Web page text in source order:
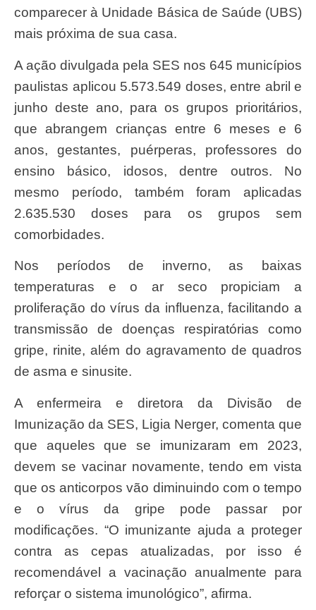
comparecer à Unidade Básica de Saúde (UBS)
mais próxima de sua casa.
A ação divulgada pela SES nos 645 municípios
paulistas aplicou 5.573.549 doses, entre abril e
junho deste ano, para os grupos prioritários,
que abrangem crianças entre 6 meses e 6
anos, gestantes, puérperas, professores do
ensino básico, idosos, dentre outros. No
mesmo período, também foram aplicadas
2.635.530 doses para os grupos sem
comorbidades.
Nos períodos de inverno, as baixas
temperaturas e o ar seco propiciam a
proliferação do vírus da influenza, facilitando a
transmissão de doenças respiratórias como
gripe, rinite, além do agravamento de quadros
de asma e sinusite.
A enfermeira e diretora da Divisão de
Imunização da SES, Ligia Nerger, comenta que
que aqueles que se imunizaram em 2023,
devem se vacinar novamente, tendo em vista
que os anticorpos vão diminuindo com o tempo
e o vírus da gripe pode passar por
modificações. “O imunizante ajuda a proteger
contra as cepas atualizadas, por isso é
recomendável a vacinação anualmente para
reforçar o sistema imunológico”, afirma.